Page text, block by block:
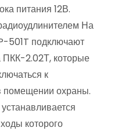
питания 12В.
На
501T подключают
ПКК-2.02Т, которые
к
помещении охраны.
которого